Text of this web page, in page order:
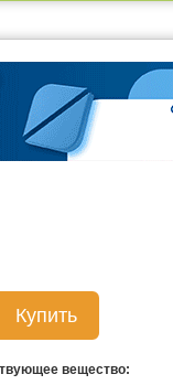
Купить
вещество: